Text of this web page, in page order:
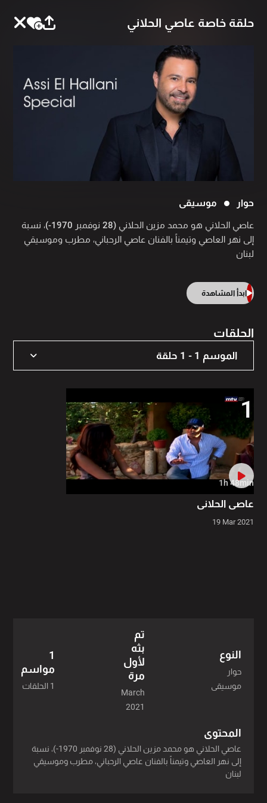
حلقة خاصة عاصي الحلاني
حوار موسيقى
عاصي الحلاني هو محمد مزين الحلاني (28 نوفمبر 1970-)، نسبة
إلى نهر العاصي وتيمناً بالفنان عاصي الرحباني، مطرب وموسيقي
لبنان
ابدأ المشاهدة
الحلقات
الموسم 1 - 1 حلقة
الموسم 1 - 1 حلقة
1
1h 48min
عاصي الحلاني
19 Mar 2021
النوع
حوار
موسيقى
تم
بثه
لأول
مرة
March
2021
1
مواسم
1 الحلقات
المحتوى
عاصي الحلاني هو محمد مزين الحلاني (28 نوفمبر 1970-)، نسبة
إلى نهر العاصي وتيمناً بالفنان عاصي الرحباني، مطرب وموسيقي
لبنان